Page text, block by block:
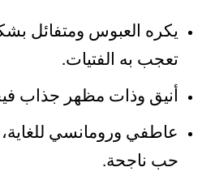
يكره العبوس ومتفائل
تعجب به الفتيات.
أنيق وذات مظهر جذاب
عاطفي ورومانسي
حب ناجحة.